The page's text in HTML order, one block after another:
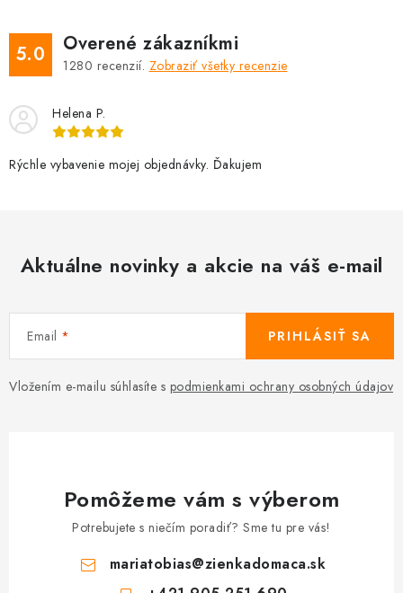
5.0 Overené zákazníkmi
1280 recenzií. Zobraziť všetky recenzie
Helena P.
Rýchle vybavenie mojej objednávky. Ďakujem
Aktuálne novinky a akcie na váš e-mail
Email
Vložením e-mailu súhlasíte s podmienkami ochrany osobných údajov
PRIHLÁSIŤ SA
Pomôžeme vám s výberom
Potrebujete s niečím poradiť? Sme tu pre vás!
mariatobias@zienkadomaca.sk